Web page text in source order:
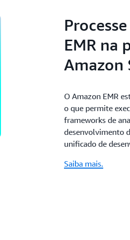
EMR na
Amazon
O Amazon EMR
o que permite
frameworks de
desenvolvimento
unificado de
Saiba mais.